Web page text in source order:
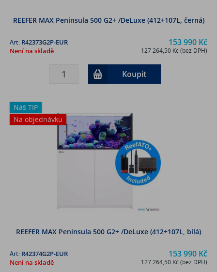
REEFER MAX Peninsula 500 G2+ /DeLuxe (412+107L, černá)
153 990 Kč
127 264,50 Kč (bez DPH)
Art: R42373G2P-EUR
Není na skladě
Koupit
Náš TIP
Na objednávku
REEFER MAX Peninsula 500 G2+ /DeLuxe (412+107L, bílá)
153 990 Kč
127 264,50 Kč (bez DPH)
Art: R42374G2P-EUR
Není na skladě